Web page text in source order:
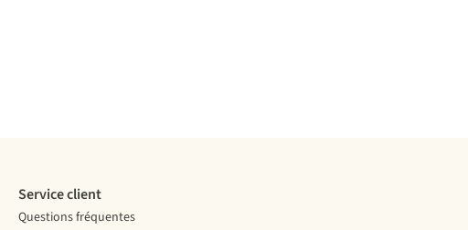
Service client
Questions fréquentes